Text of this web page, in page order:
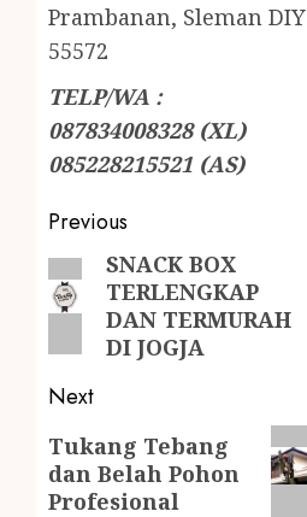
Prambanan, Sleman DIY
55572
TELP/WA :
087834008328 (XL)
085228215521 (AS)
Previous
SNACK BOX
TERLENGKAP
DAN TERMURAH
DI JOGJA
Next
Tukang Tebang
dan Belah Pohon
Profesional